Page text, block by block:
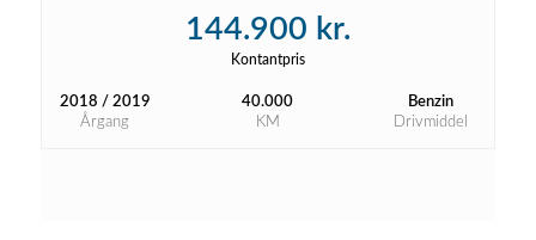
144.900 kr.
Kontantpris
2018 / 2019
Årgang
40.000
KM
Benzin
Drivmiddel